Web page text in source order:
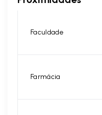
Faculdade
Farmácia